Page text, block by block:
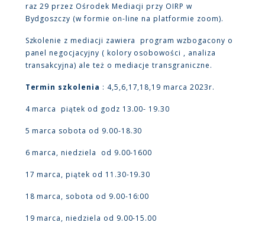
raz 29 przez Ośrodek Mediacji przy OIRP w
Bydgoszczy (w formie on-line na platformie zoom).
Szkolenie z mediacji zawiera program wzbogacony o
panel negocjacyjny ( kolory osobowości , analiza
transakcyjna) ale też o mediacje transgraniczne.
Termin szkolenia : 4,5,6,17,18,19 marca 2023r.
4 marca piątek od godz 13.00- 19.30
5 marca sobota od 9.00-18.30
6 marca, niedziela od 9.00-1600
17 marca, piątek od 11.30-19.30
18 marca, sobota od 9.00-16:00
19 marca, niedziela od 9.00-15.00